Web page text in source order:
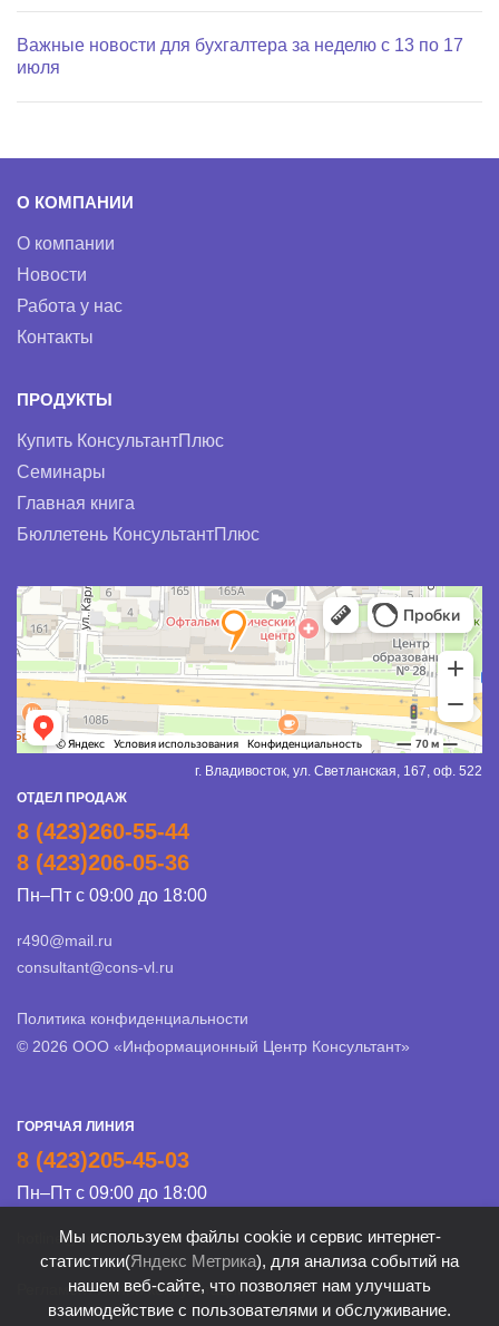
Важные новости для бухгалтера за неделю с 13 по 17
июля
О КОМПАНИИ
О компании
Новости
Работа у нас
Контакты
ПРОДУКТЫ
Купить КонсультантПлюс
Семинары
Главная книга
Бюллетень КонсультантПлюс
г. Владивосток, ул. Светланская, 167, оф. 522
ОТДЕЛ ПРОДАЖ
8 (423)260-55-44
8 (423)206-05-36
Пн–Пт с 09:00 до 18:00
r490@mail.ru
consultant@cons-vl.ru
Политика конфиденциальности
© 2026 ООО «Информационный Центр Консультант»
ГОРЯЧАЯ ЛИНИЯ
8 (423)205-45-03
Пн–Пт с 09:00 до 18:00
hotline@cons-vl.ru
Регламент Линии консультации
Мы используем файлы cookie и сервис интернет-
статистики(Яндекс Метрика), для анализа событий на
нашем веб-сайте, что позволяет нам улучшать
взаимодействие с пользователями и обслуживание.